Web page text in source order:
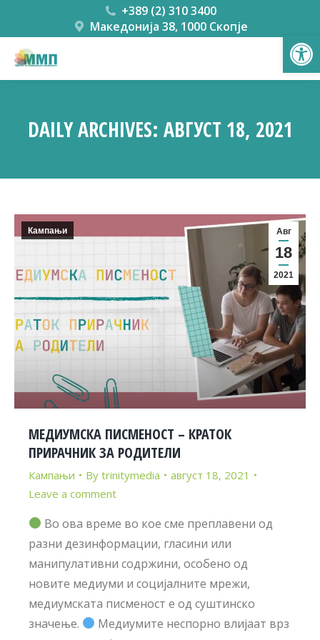
+389 (2) 310 3400
Македонија 38, 1000 Скопје
DAILY ARCHIVES: АВГУСТ 18, 2021
Авг
18
2021
Кампањи
МЕДИУМСКА ПИСМЕНОСТ – КРАТОК
ПРИРАЧНИК ЗА РОДИТЕЛИ
Кампањи By trinitymedia
август 18, 2021
Leave a comment
Во ова време во кое сме преплавени од
разни дезинформации, гласини или
манипулативни содржини, особено од
новите медиуми и социјалните мрежи,
медиумската писменост е од суштинско
значење.
Медиумите неспорно влијаат врз